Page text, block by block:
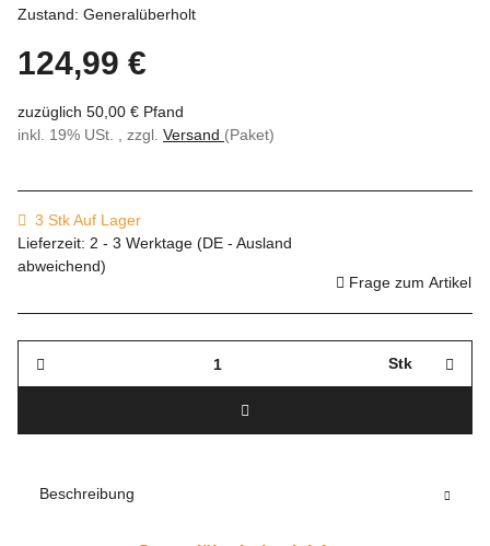
Zustand: Generalüberholt
124,99 €
zuzüglich 50,00 € Pfand
inkl. 19% USt. , zzgl. Versand (Paket)
3 Stk Auf Lager
Lieferzeit: 2 - 3 Werktage (DE - Ausland
abweichend)
Frage zum Artikel
Stk
Beschreibung